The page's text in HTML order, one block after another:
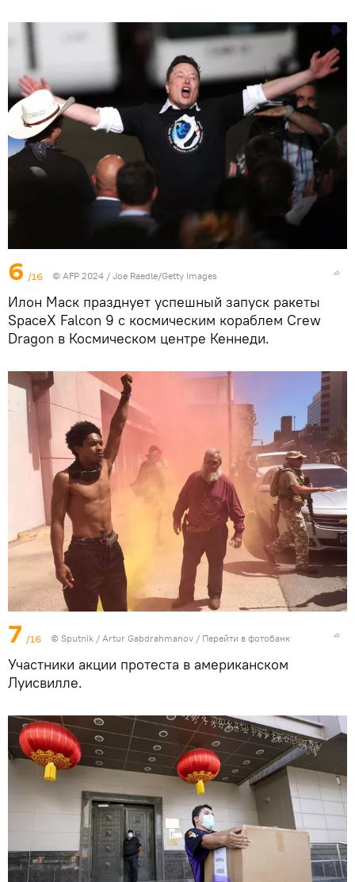
6 /16 © AFP 2024 / Joe Raedle/Getty Images
Илон Маск празднует успешный запуск ракеты
SpaceX Falcon 9 с космическим кораблем Crew
Dragon в Космическом центре Кеннеди.
7 /16 © Sputnik / Artur Gabdrahmanov / Перейти в фотобанк
Участники акции протеста в американском
Луисвилле.